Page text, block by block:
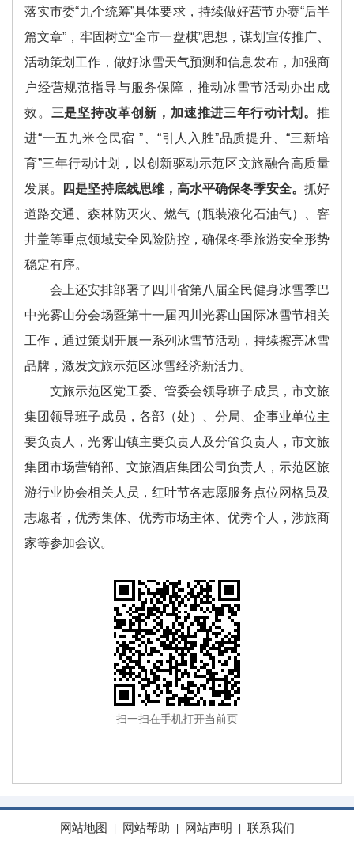
落实市委“九个统筹”具体要求，持续做好营节办赛“后半
篇文章”，牢固树立“全市一盘棋”思想，谋划宣传推广、
活动策划工作，做好冰雪天气预测和信息发布，加强商
户经营规范指导与服务保障，推动冰雪节活动办出成
效。 三是坚持改革创新，加速推进三年行动计划。推
进“一五九米仓民宿 ”、“引人入胜”品质提升、“三新培
育”三年行动计划，以创新驱动示范区文旅融合高质量
发展。
四是坚持底线思维，高水平确保冬季安全。 抓好
道路交通、森林防灭火、燃气（瓶装液化石油气）、窨
井盖等重点领域安全风险防控，确保冬季旅游安全形势
稳定有序。
会上还安排部署了四川省第八届全民健身冰雪季巴
中光雾山分会场暨第十一届四川光雾山国际冰雪节相关
工作，通过策划开展一系列冰雪节活动，持续擦亮冰雪
品牌，激发文旅示范区冰雪经济新活力。
文旅示范区党工委、管委会领导班子成员，市文旅
集团领导班子成员，各部（处）、分局、企事业单位主
要负责人，光雾山镇主要负责人及分管负责人，市文旅
集团市场营销部、文旅酒店集团公司负责人，示范区旅
游行业协会相关人员，红叶节各志愿服务点位网格员及
志愿者，优秀集体、优秀市场主体、优秀个人，涉旅商
家等参加会议。
扫一扫在手机打开当前页
网站地图 网站帮助 网站声明 联系我们